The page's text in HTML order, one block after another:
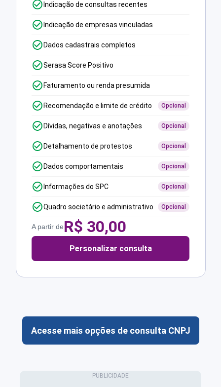
Indicação de consultas recentes
Indicação de empresas vinculadas
Dados cadastrais completos
Serasa Score Positivo
Faturamento ou renda presumida
Recomendação e limite de crédito Opcional
Dívidas, negativas e anotações Opcional
Detalhamento de protestos Opcional
Dados comportamentais Opcional
Informações do SPC Opcional
Quadro societário e administrativo Opcional
A partir deR$ 30,00
Personalizar consulta
Acesse mais opções de consulta CNPJ